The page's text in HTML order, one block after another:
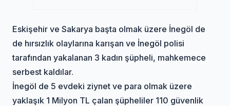
Eskişehir ve Sakarya başta olmak üzere İnegöl de
de hırsızlık olaylarına karışan ve İnegöl polisi
tarafından yakalanan 3 kadın şüpheli, mahkemece
serbest kaldılar.
İnegöl de 5 evdeki ziynet ve para olmak üzere
yaklaşık 1 Milyon TL çalan şüpheliler 110 güvenlik